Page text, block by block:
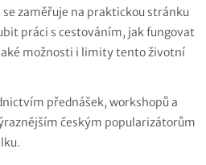
se zaměřuje na praktickou stránku
práci s cestováním, jak fungovat
možnosti i limity tento životní
přednášek, workshopů a
českým popularizátorům